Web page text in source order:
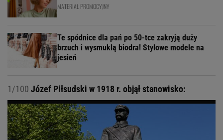
MATERIAŁ PROMOCYJNY
Te spódnice dla pań po 50-tce zakryją duży
brzuch i wysmuklą biodra! Stylowe modele na
jesień
1/100 Józef Piłsudski w 1918 r. objął stanowisko: